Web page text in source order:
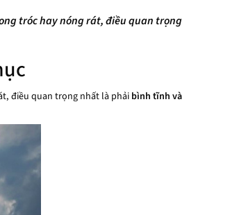
tróc hay nóng rát, điều quan trọng
điều quan trọng nhất là phảibình tĩnh và